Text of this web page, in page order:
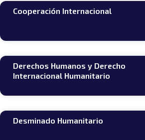
Cooperación Internacional
Derechos Humanos y Derecho
Internacional Humanitario
Desminado Humanitario